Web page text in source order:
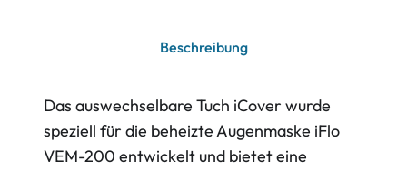
Beschreibung
Das auswechselbare Tuch iCover wurde
speziell für die beheizte Augenmaske iFlo
VEM-200 entwickelt und bietet eine